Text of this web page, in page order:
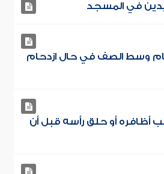
وسط الصف في حال ازدحام
أظافره أو حلق رأسه قبل أن